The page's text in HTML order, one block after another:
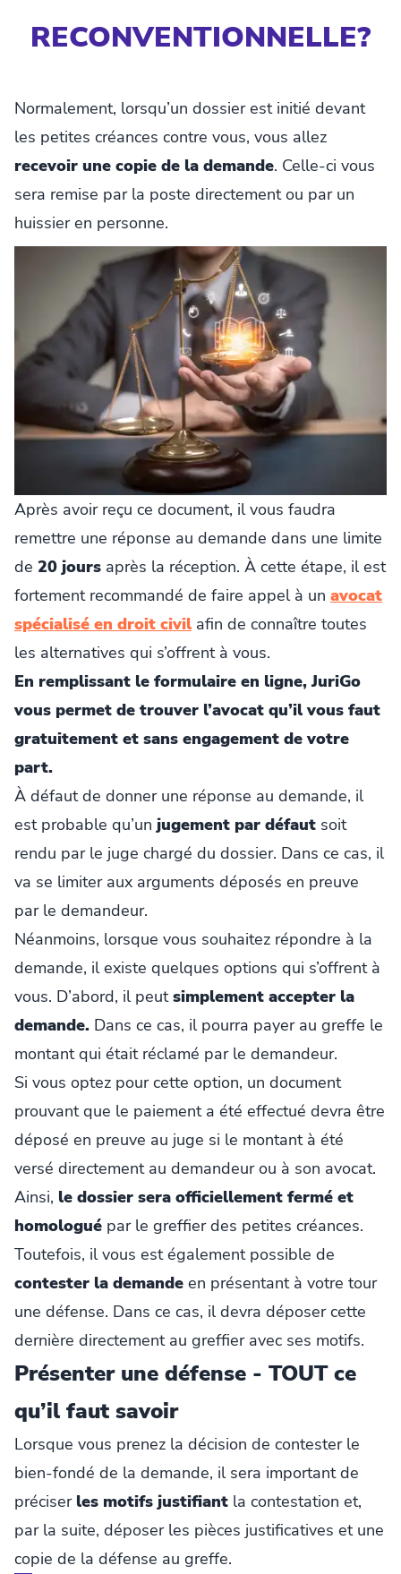
RECONVENTIONNELLE?
Normalement, lorsqu’un dossier est initié devant
les petites créances contre vous, vous allez
recevoir une copie de la demande. Celle-ci vous
sera remise par la poste directement ou par un
huissier en personne.
Après avoir reçu ce document, il vous faudra
remettre une réponse au demande dans une limite
de 20 jours après la réception. À cette étape, il est
fortement recommandé de faire appel à un avocat
spécialisé en droit civil afin de connaître toutes
les alternatives qui s’offrent à vous.
En remplissant le formulaire en ligne, JuriGo
vous permet de trouver l’avocat qu’il vous faut
gratuitement et sans engagement de votre
part.
À défaut de donner une réponse au demande, il
est probable qu’un jugement par défaut soit
rendu par le juge chargé du dossier. Dans ce cas, il
va se limiter aux arguments déposés en preuve
par le demandeur.
Néanmoins, lorsque vous souhaitez répondre à la
demande, il existe quelques options qui s’offrent à
vous. D’abord, il peutsimplement accepter la
demande. Dans ce cas, il pourra payer au greffe le
montant qui était réclamé par le demandeur.
Si vous optez pour cette option, un document
prouvant que le paiement a été effectué devra être
déposé en preuve au juge si le montant à été
versé directement au demandeur ou à son avocat.
Ainsi, le dossier sera officiellement fermé et
homologué par le greffier des petites créances.
Toutefois, il vous est également possible de
contester la demande en présentant à votre tour
une défense. Dans ce cas, il devra déposer cette
dernière directement au greffier avec ses motifs.
Présenter une défense - TOUT ce
qu’il faut savoir
Lorsque vous prenez la décision de contester le
bien-fondé de la demande, il sera important de
préciser les motifs justifiant la contestation et,
par la suite, déposer les pièces justificatives et une
copie de la défense au greffe.